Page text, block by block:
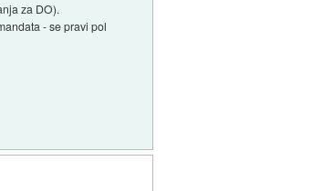
za DO).
- se pravi pol